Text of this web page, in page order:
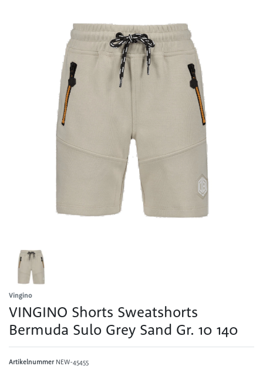
Vingino
VINGINO Shorts Sweatshorts
Bermuda Sulo Grey Sand Gr. 10 140
Artikelnummer NEW-45455